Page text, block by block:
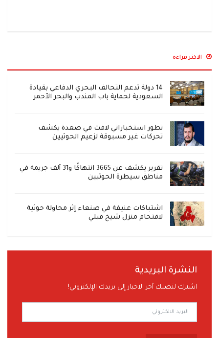
الاكثر قراءة
14 دولة تدعم التحالف البحري الدفاعي بقيادة
السعودية لحماية باب المندب والبحر الأحمر
تطور استخباراتي لافت في صعدة يكشف
تحركات غير مسبوقة لزعيم الحوثيين
تقرير يكشف عن 3665 انتهاكًا و31 ألف جريمة في
مناطق سيطرة الحوثيين
اشتباكات عنيفة في صنعاء إثر محاولة حوثية
لاقتحام منزل شيخ قبلي
النشرة البريدية
اشترك لتصلك آخر الاخبار إلى بريدك الإلكتروني!